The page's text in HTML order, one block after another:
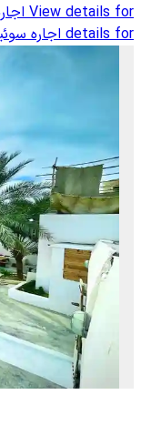
View details for
details for اجاره